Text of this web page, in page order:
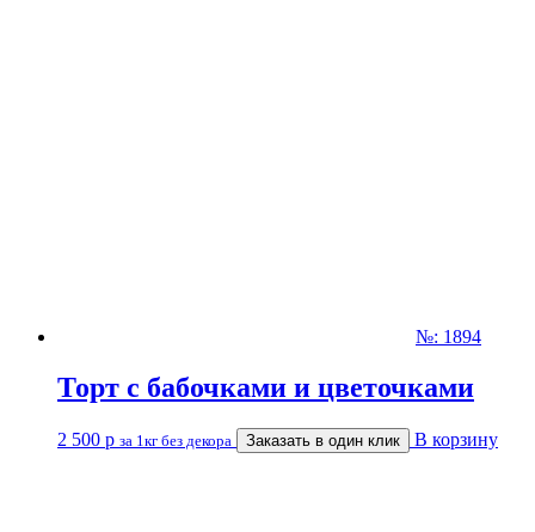
№: 1894
Торт с бабочками и цветочками
2 500 р за 1кг без декора Заказать в один клик В корзину